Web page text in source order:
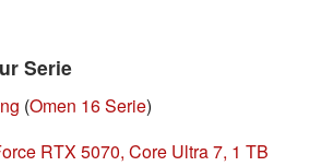
Serie
(Omen 16 Serie)
RTX 5070, Core Ultra 7, 1 TB